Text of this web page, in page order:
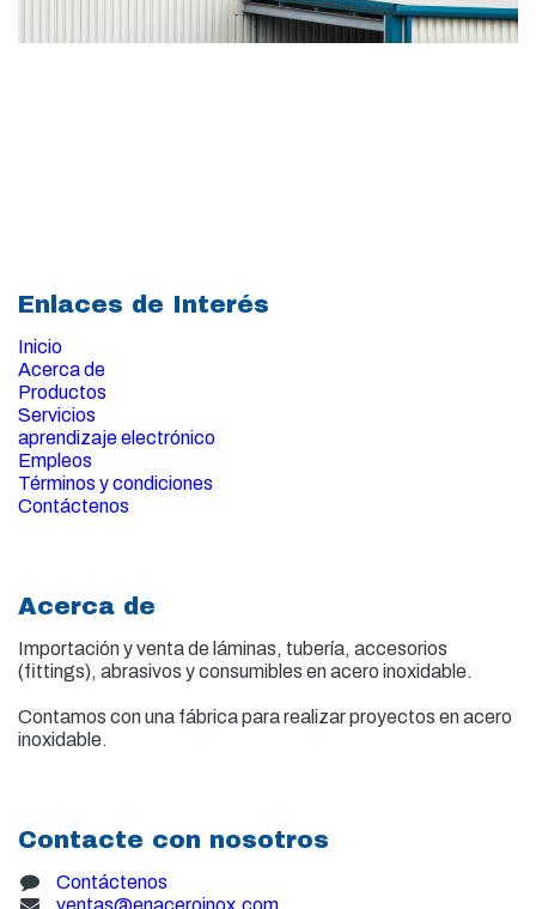
Enlaces de Interés
Inicio
Acerca de
Productos
Servicios
aprendizaje electrónico
Empleos
Términos y condiciones
Contáctenos
Acerca de
Importación y venta de láminas, tubería, accesorios
(fittings), abrasivos y consumibles en acero inoxidable.
Contamos con una fábrica para realizar proyectos en acero
inoxidable.
Contacte con nosotros
Contáctenos